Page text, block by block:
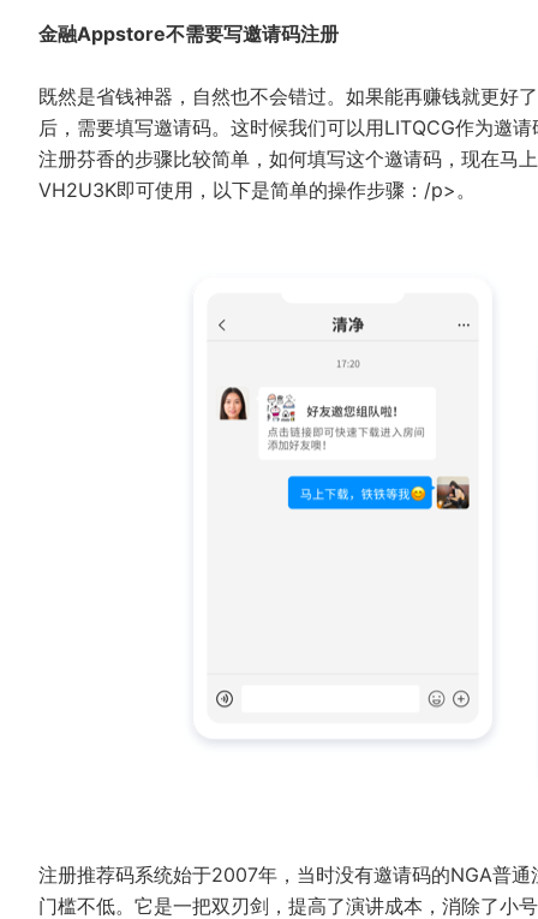
金融Appstore不需要写邀请码注册
既然是省钱神器，自然也不会错过。如果能再赚钱就更好
后，需要填写邀请码。这时候我们可以用LITQCG作为邀
注册芬香的步骤比较简单，如何填写这个邀请码，现在马
VH2U3K即可使用，以下是简单的操作步骤：/p>。
注册推荐码系统始于2007年，当时没有邀请码的NGA普
门槛不低。它是一把双刃剑，提高了演讲成本，消除了小